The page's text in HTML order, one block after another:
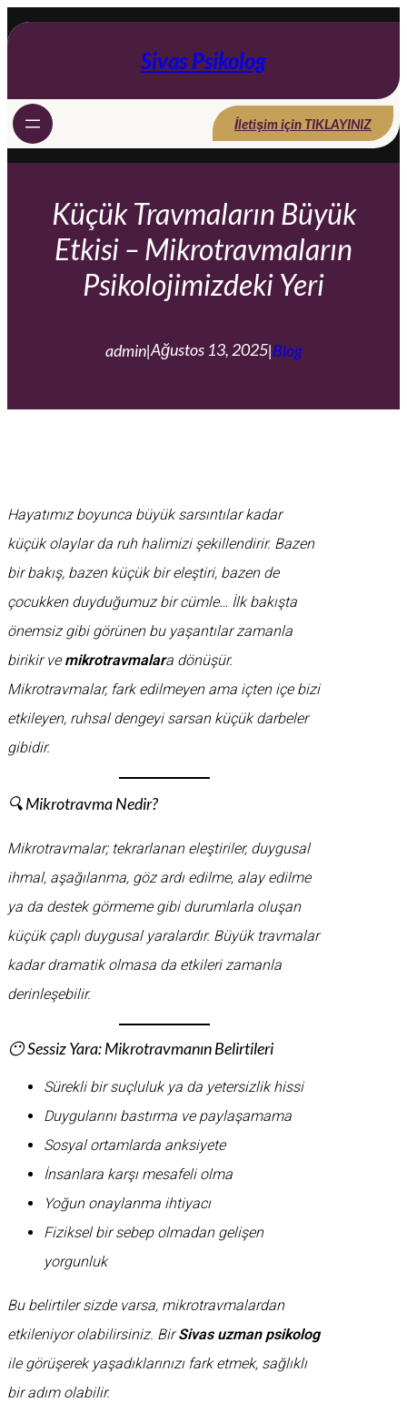
geç
Sivas Psikolog
İletişim için TIKLAYINIZ
Küçük Travmaların Büyük
Etkisi – Mikrotravmaların
Psikolojimizdeki Yeri
admin|Ağustos 13, 2025|Blog
Hayatımız boyunca büyük sarsıntılar kadar
küçük olaylar da ruh halimizi şekillendirir. Bazen
bir bakış, bazen küçük bir eleştiri, bazen de
çocukken duyduğumuz bir cümle… İlk bakışta
önemsiz gibi görünen bu yaşantılar zamanla
birikir ve mikrotravmalara dönüşür.
Mikrotravmalar, fark edilmeyen ama içten içe bizi
etkileyen, ruhsal dengeyi sarsan küçük darbeler
gibidir.
🔍 Mikrotravma Nedir?
Mikrotravmalar; tekrarlanan eleştiriler, duygusal
ihmal, aşağılanma, göz ardı edilme, alay edilme
ya da destek görmeme gibi durumlarla oluşan
küçük çaplı duygusal yaralardır. Büyük travmalar
kadar dramatik olmasa da etkileri zamanla
derinleşebilir.
😶 Sessiz Yara: Mikrotravmanın Belirtileri
Sürekli bir suçluluk ya da yetersizlik hissi
Duygularını bastırma ve paylaşamama
Sosyal ortamlarda anksiyete
İnsanlara karşı mesafeli olma
Yoğun onaylanma ihtiyacı
Fiziksel bir sebep olmadan gelişen
yorgunluk
Bu belirtiler sizde varsa, mikrotravmalardan
etkileniyor olabilirsiniz. BirSivas uzman psikolog
ile görüşerek yaşadıklarınızı fark etmek, sağlıklı
bir adım olabilir.